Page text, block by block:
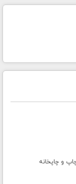
و چاپخانه